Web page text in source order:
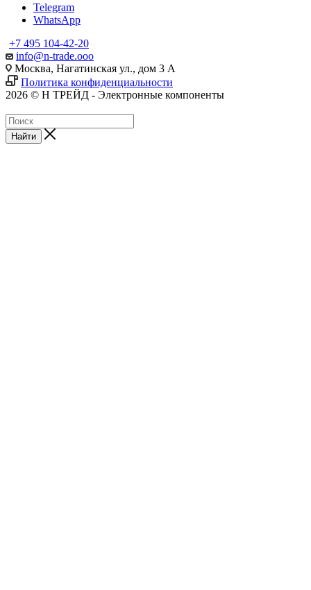
Telegram
WhatsApp
+7 495 104-42-20
info@n-trade.ooo
Москва, Нагатинская ул., дом 3 А
Политика конфиденциальности
2026 © Н ТРЕЙД - Электронные компоненты
Найти